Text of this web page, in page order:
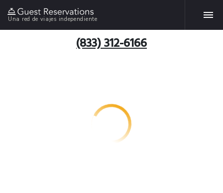
Una red de viajes independiente
(833) 312-6166